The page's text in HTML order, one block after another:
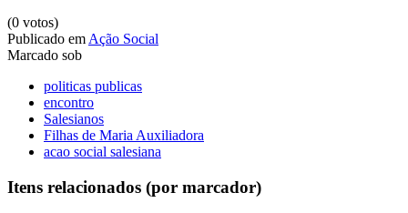
(0 votos)
Publicado em Ação Social
Marcado sob
politicas publicas
encontro
Salesianos
Filhas de Maria Auxiliadora
acao social salesiana
Itens relacionados (por marcador)